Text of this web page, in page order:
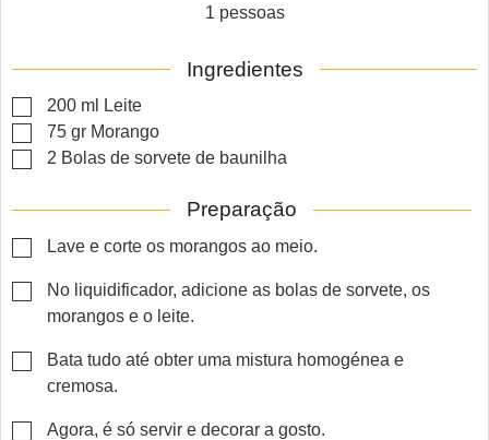
1 pessoas
Ingredientes
▢
200 ml
Leite
▢
75 gr Morango
▢
2 Bolas de sorvete de baunilha
Preparação
▢Lave e corte os morangos ao meio.
▢
No liquidificador, adicione as bolas de sorvete, os
morangos e o leite.
▢
Bata tudo até obter uma mistura homogénea e
cremosa.
▢
Agora, é só servir e decorar a gosto.